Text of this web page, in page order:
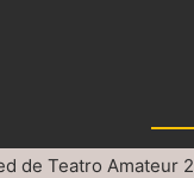
de Teatro Amateur